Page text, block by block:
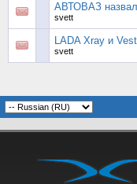
АВТОВАЗ назвал
svett
LADA Xray и
svett